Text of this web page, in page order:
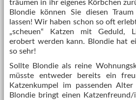
träumen in ihr eigenes Körbchen
Blondie können Sie diesen
lassen! Wir haben schon so oft
„scheuen“ Katzen mit Geduld,
erobert werden kann. Blondie hat
so sehr!
Sollte Blondie als reine
müsste entweder bereits ein
Katzenkumpel im passenden
Blondie bringt einen